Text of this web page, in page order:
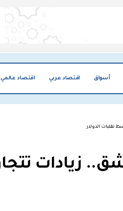
أسواق اقتصاد عربي اقتصاد عالمي